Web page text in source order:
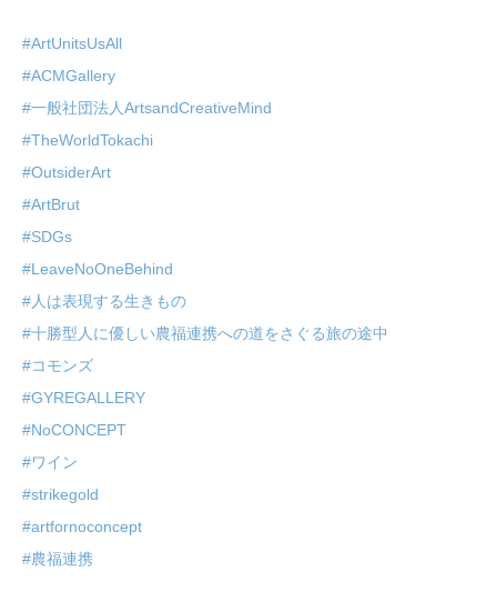
#ArtUnitsUsAll
#ACMGallery
#一般社団法人ArtsandCreativeMind
#TheWorldTokachi
#OutsiderArt
#ArtBrut
#SDGs
#LeaveNoOneBehind
#人は表現する生きもの
#十勝型人に優しい農福連携への道をさぐる旅の途中
#コモンズ
#GYREGALLERY
#NoCONCEPT
#ワイン
#strikegold
#artfornoconcept
#農福連携